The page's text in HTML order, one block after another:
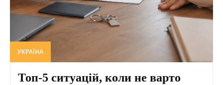
УКРАЇНА
Топ-5 ситуацій, коли не варто